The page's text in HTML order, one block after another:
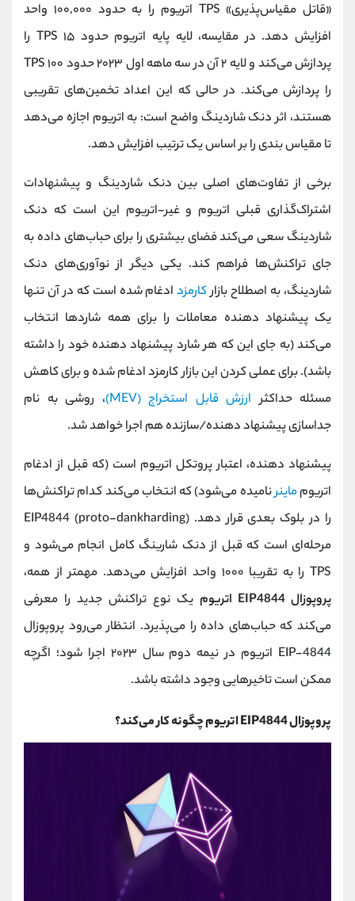
«قاتل مقیاس‌پذیری» TPS اتریوم را به حدود ۱۰۰,۰۰۰ واحد
افزایش دهد. در مقایسه، لایه پایه اتریوم حدود ۱۵ TPS را
پردازش می‌کند و لایه ۲ آن در سه ماهه اول ۲۰۲۳ حدود ۱۰۰ TPS
را پردازش می‌کند. در حالی که این اعداد تخمین‌های تقریبی
هستند، اثر دنک شاردینگ واضح است: به اتریوم اجازه می‌دهد
تا مقیاس بندی را بر اساس یک ترتیب افزایش دهد.
برخی از تفاوت‌های اصلی بین دنک شاردینگ و پیشنهادات
اشتراک‌گذاری قبلی اتریوم و غیر-اتریوم این است که دنک
شاردینگ سعی می‌کند فضای بیشتری را برای حباب‌های داده به
جای تراکنش‌ها فراهم کند. یکی دیگر از نوآوری‌های دنک
شاردینگ، به اصطلاح بازارکارمزدادغام شده است که در آن تنها
یک پیشنهاد دهنده معاملات را برای همه شاردها انتخاب
می‌کند (به جای این که هر شارد پیشنهاد دهنده خود را داشته
باشد). برای عملی کردن این بازار کارمزد ادغام شده و برای کاهش
مسئله حداکثر ارزش قابل استخراج (MEV)
، روشی به نام
جداسازی پیشنهاد دهنده/سازنده هم اجرا خواهد شد.
پیشنهاد دهنده، اعتبار پروتکل اتریوم است (که قبل از ادغام
اتریومماینرنامیده می‌شود) که انتخاب می‌کند کدام تراکنش‌ها
را در بلوک بعدی قرار دهد. EIP4844 (proto-dankharding)
مرحله‌ای است که قبل از دنک‌ شارینگ کامل انجام می‌شود و
TPS را به تقریبا ۱۰۰۰ واحد افزایش می‌دهد. مهمتر از همه،
پروپوزال EIP4844 اتریوم
یک نوع تراکنش جدید را معرفی
می‌کند که حباب‌های داده را می‌پذیرد. انتظار می‌رود پروپوزال
EIP-4844 اتریوم در نیمه دوم سال ۲۰۲۳ اجرا شود؛ اگرچه
ممکن است تاخیرهایی وجود داشته باشد.
پروپوزال EIP4844 اتریوم چگونه کار می‌‌کند؟